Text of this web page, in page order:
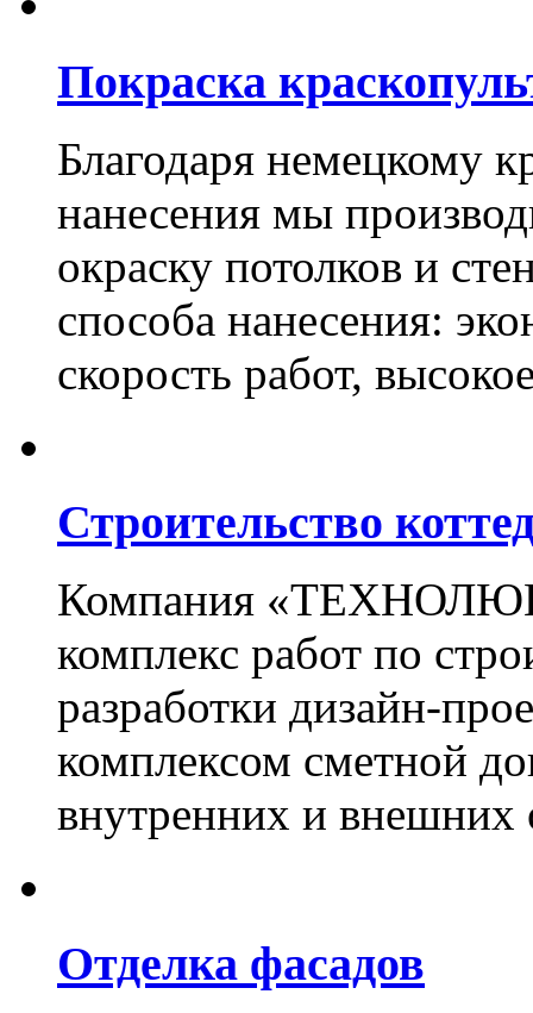
Покраска
Благодаря немецкому
нанесения мы
окраску потолков и
способа нанесения:
скорость работ,
Строительство
Компания
комплекс работ по
разработки дизайн-
комплексом сметной
внутренних и внешних
Отделка фасадов